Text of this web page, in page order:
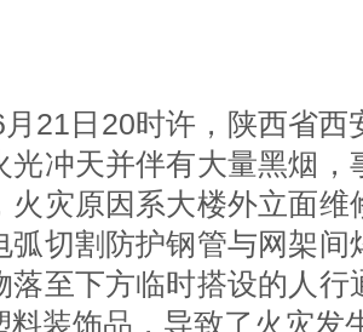
21日20时许，陕西省西
光冲天并伴有大量黑烟
火灾原因系大楼外立面
弧切割防护钢管与网架
落至下方临时搭设的人
料装饰品，导致了火灾发